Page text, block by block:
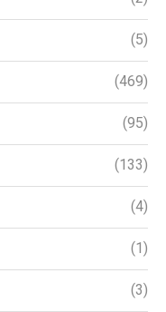
(5)
(469)
(95)
(133)
(4)
(1)
(3)